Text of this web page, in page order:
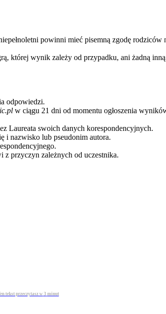
powinni mieć pisemną zgodę
której wynik zależy od przypadku, ani żadną
odpowiedzi.
w ciągu 21 dni od momentu ogłoszenia
Laureata swoich danych korespondencyjnych.
i nazwisko lub pseudonim autora.
z przyczyn zależnych od uczestnika.
tekst przeczytasz w 3 minut